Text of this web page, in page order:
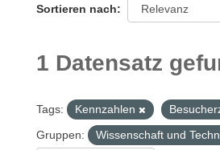
Sortieren nach
1 Datensatz
Tags: Kennzahlen
Gruppen:
Wissenschaft und